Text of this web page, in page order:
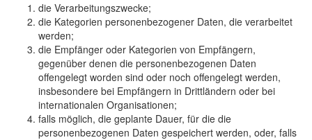
die Verarbeitungszwecke;
die Kategorien personenbezogener Daten, die verarbeitet
werden;
die Empfänger oder Kategorien von Empfängern,
gegenüber denen die personenbezogenen Daten
offengelegt worden sind oder noch offengelegt werden,
insbesondere bei Empfängern in Drittländern oder bei
internationalen Organisationen;
falls möglich, die geplante Dauer, für die die
personenbezogenen Daten gespeichert werden, oder, falls